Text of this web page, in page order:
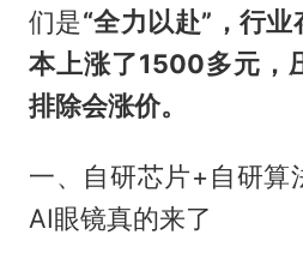
们是“全力以赴”，行
本上涨了1500多元，
排除会涨价。
一、自研芯片+自研算
AI眼镜真的来了